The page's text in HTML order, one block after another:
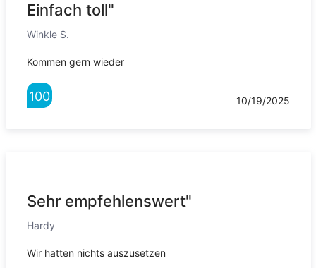
Einfach toll"
Winkle S.
Kommen gern wieder
100 10/19/2025
Sehr empfehlenswert"
Hardy
Wir hatten nichts auszusetzen